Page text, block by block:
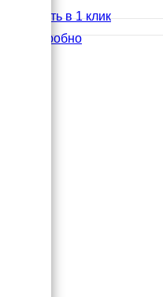
Купить в 1 клик
Подробно